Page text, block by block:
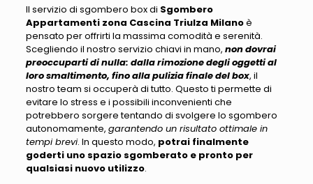
Il servizio di sgombero box di Sgombero
Appartamenti zona Cascina Triulza Milanoè
pensato per offrirti la massima comodità e serenità.
Scegliendo il nostro servizio chiavi in mano, non dovrai
preoccuparti di nulla: dalla rimozione degli oggetti al
loro smaltimento, fino alla pulizia finale del box, il
nostro team si occuperà di tutto. Questo ti permette di
evitare lo stress e i possibili inconvenienti che
potrebbero sorgere tentando di svolgere lo sgombero
autonomamente, garantendo un risultato ottimale in
tempi brevi. In questo modo, potrai finalmente
goderti uno spazio sgomberato e pronto per
qualsiasi nuovo utilizzo.